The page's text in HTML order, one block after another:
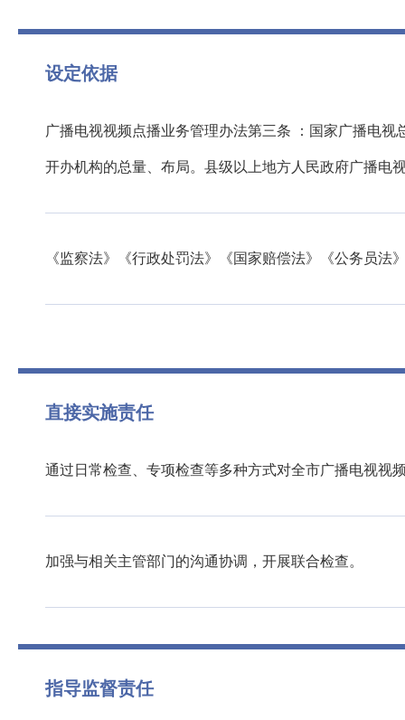
设定依据
广播电视视频点播业务管理办法第三条 ：国家广播电
开办机构的总量、布局。县级以上地方人民政府广播电
《监察法》《行政处罚法》《国家赔偿法》《公务员
直接实施责任
通过日常检查、专项检查等多种方式对全市广播电视视
加强与相关主管部门的沟通协调，开展联合检查。
指导监督责任